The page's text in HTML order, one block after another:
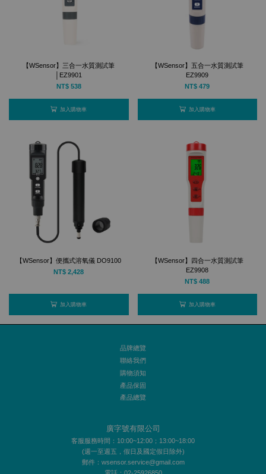
【WSensor】三合一水質測試筆
│EZ9901
NT$ 538
加入購物車
【WSensor】五合一水質測試筆
EZ9909
NT$ 479
加入購物車
【WSensor】便攜式溶氧儀 DO9100
NT$ 2,428
加入購物車
【WSensor】四合一水質測試筆
EZ9908
NT$ 488
加入購物車
品牌總覽
聯絡我們
購物須知
產品保固
產品總覽
廣字號有限公司
客服服務時間：10:00~12:00；13:00~18:00
(週一至週五，假日及國定假日除外)
郵件：wsensor.service@gmail.com